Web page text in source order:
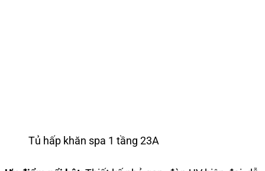
Tủ hấp khăn spa 1 tầng 23A